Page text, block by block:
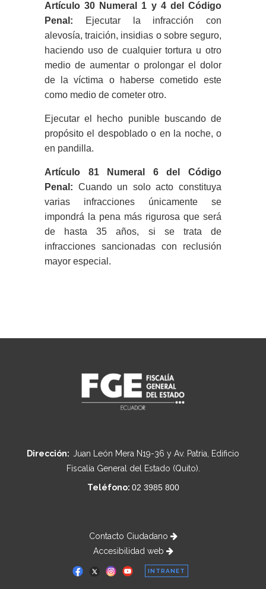
Artículo 30 Numeral 1 y 4 del Código
Penal: Ejecutar la infracción con
alevosía, traición, insidias o sobre seguro,
haciendo uso de cualquier tortura u otro
medio de aumentar o prolongar el dolor
de la víctima o haberse cometido este
como medio de cometer otro.
Ejecutar el hecho punible buscando de
propósito el despoblado o en la noche, o
en pandilla.
Artículo 81 Numeral 6 del Código
Penal: Cuando un solo acto constituya
varias infracciones únicamente se
impondrá la pena más rigurosa que será
de hasta 35 años, si se trata de
infracciones sancionadas con reclusión
mayor especial.
Dirección: Juan León Mera N19-36 y Av. Patria, Edificio
Fiscalía General del Estado (Quito).
Teléfono: 02 3985 800
Contacto Ciudadano
Accesibilidad web
INTRANET